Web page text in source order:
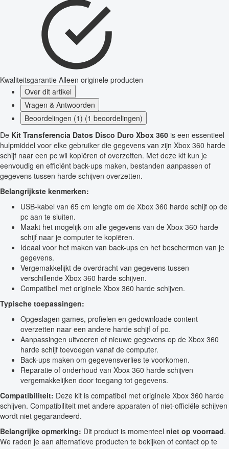
Kwaliteitsgarantie Alleen originele producten
Over dit artikel
Vragen & Antwoorden
Beoordelingen (1) (1 beoordelingen)
De Kit Transferencia Datos Disco Duro Xbox 360 is een essentieel
hulpmiddel voor elke gebruiker die gegevens van zijn Xbox 360 harde
schijf naar een pc wil kopiëren of overzetten. Met deze kit kun je
eenvoudig en efficiënt back-ups maken, bestanden aanpassen of
gegevens tussen harde schijven overzetten.
Belangrijkste kenmerken:
USB-kabel van 65 cm lengte om de Xbox 360 harde schijf op de
pc aan te sluiten.
Maakt het mogelijk om alle gegevens van de Xbox 360 harde
schijf naar je computer te kopiëren.
Ideaal voor het maken van back-ups en het beschermen van je
gegevens.
Vergemakkelijkt de overdracht van gegevens tussen
verschillende Xbox 360 harde schijven.
Compatibel met originele Xbox 360 harde schijven.
Typische toepassingen:
Opgeslagen games, profielen en gedownloade content
overzetten naar een andere harde schijf of pc.
Aanpassingen uitvoeren of nieuwe gegevens op de Xbox 360
harde schijf toevoegen vanaf de computer.
Back-ups maken om gegevensverlies te voorkomen.
Reparatie of onderhoud van Xbox 360 harde schijven
vergemakkelijken door toegang tot gegevens.
Compatibiliteit: Deze kit is compatibel met originele Xbox 360 harde
schijven. Compatibiliteit met andere apparaten of niet-officiële schijven
wordt niet gegarandeerd.
Belangrijke opmerking: Dit product is momenteel niet op voorraad.
We raden je aan alternatieve producten te bekijken of contact op te